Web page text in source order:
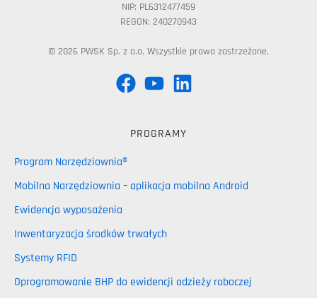
NIP: PL6312477459
REGON: 240270943
© 2026 PWSK Sp. z o.o. Wszystkie prawa zastrzeżone.
PROGRAMY
Program Narzędziownia®
Mobilna Narzędziownia – aplikacja mobilna Android
Ewidencja wyposażenia
Inwentaryzacja środków trwałych
Systemy RFID
Oprogramowanie BHP do ewidencji odzieży roboczej